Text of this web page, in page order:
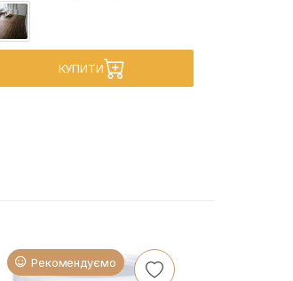
КУПИТИ
Рекомендуємо